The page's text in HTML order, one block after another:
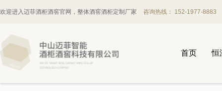
欢迎进入迈菲酒柜酒窖官网，整体酒窖酒柜定制厂家 咨询热线： 152-1977-8883
首页 恒